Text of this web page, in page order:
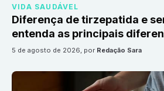
VIDA SAUDÁVEL
Diferença de tirzepatida e
entenda as principais
5 de agosto de 2026, por Redação Sara